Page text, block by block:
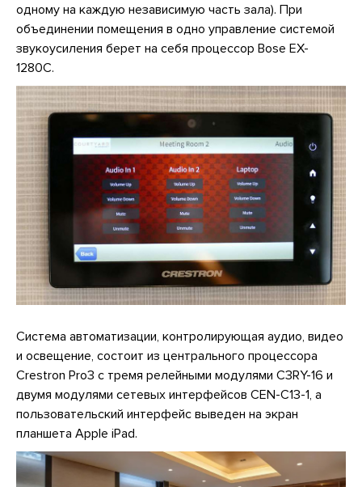
одному на каждую независимую часть зала). При
объединении помещения в одно управление системой
звукоусиления берет на себя процессор Bose EX-
1280C.
Система автоматизации, контролирующая аудио, видео
и освещение, состоит из центрального процессора
Crestron Pro3 с тремя релейными модулями C3RY-16 и
двумя модулями сетевых интерфейсов CEN-C13-1, а
пользовательский интерфейс выведен на экран
планшета Apple iPad.